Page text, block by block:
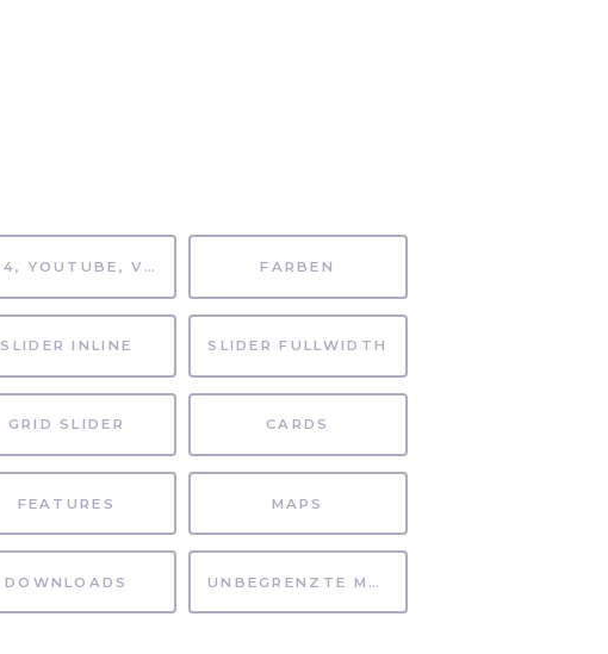
MP4, YOUTUBE, VIMEO FARBEN
SLIDER INLINE SLIDER FULLWIDTH
GRID SLIDER CARDS
FEATURES MAPS
DOWNLOADS UNBEGRENZTE MÖGLICHKEITEN